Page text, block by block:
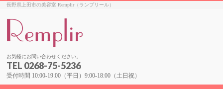
長野県上田市の美容室 Remplir（ランプリール）
お気軽にお問い合わせください。
TEL 0268-75-5236
受付時間 10:00-19:00（平日）9:00-18:00（土日祝）